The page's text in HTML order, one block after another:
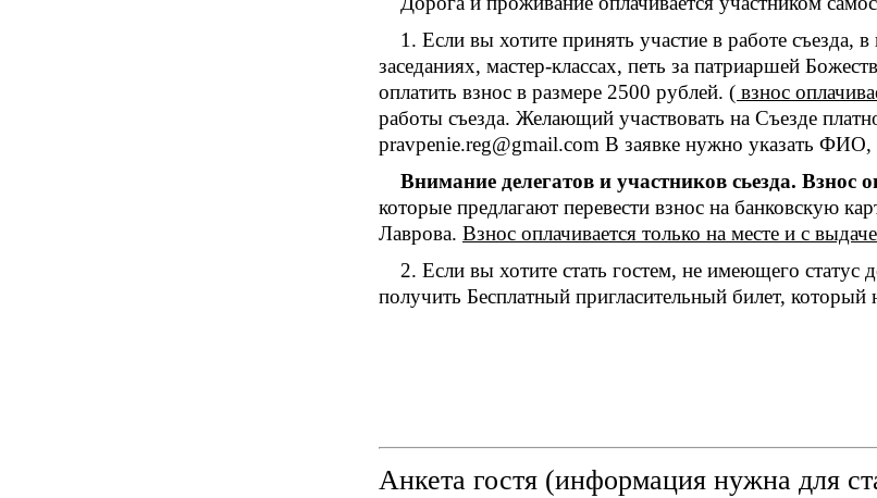
1. Если вы хотите принять участие в работе съезда,
заседаниях, мастер-классах, петь за патриаршей
оплатить взнос в размере 2500 рублей. ( взнос
работы съезда. Желающий участвовать на Съезде
pravpenie.reg@gmail.com В заявке нужно указать
Внимание делегатов и участников сьезда.
которые предлагают перевести взнос на банковскую
Лаврова. Взнос оплачивается только на месте и с
2. Если вы хотите стать гостем, не имеющего статус
получить Бесплатный пригласительный билет, который
Анкета гостя (информация нужна для